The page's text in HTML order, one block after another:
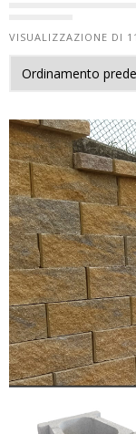
VISUALIZZAZIONE DI